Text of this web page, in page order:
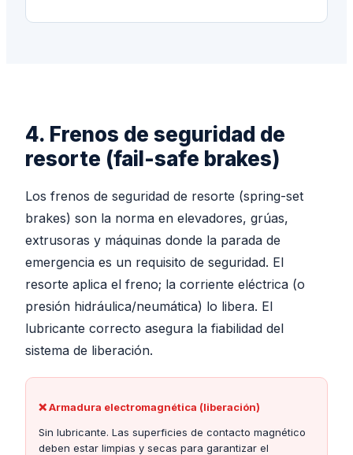
4. Frenos de seguridad de
resorte (fail-safe brakes)
Los frenos de seguridad de resorte (spring-set
brakes) son la norma en elevadores, grúas,
extrusoras y máquinas donde la parada de
emergencia es un requisito de seguridad. El
resorte aplica el freno; la corriente eléctrica (o
presión hidráulica/neumática) lo libera. El
lubricante correcto asegura la fiabilidad del
sistema de liberación.
❌Armadura electromagnética (liberación)
Sin lubricante. Las superficies de contacto magnético
deben estar limpias y secas para garantizar el